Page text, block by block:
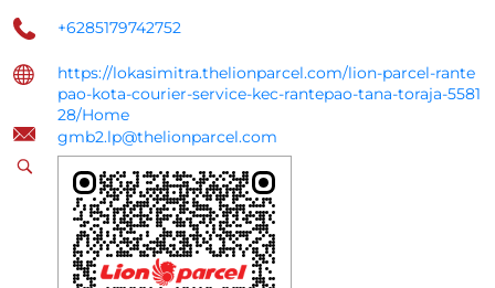
+6285179742752
https://lokasimitra.thelionparcel.com/lion-parcel-rante
pao-kota-courier-service-kec-rantepao-tana-toraja-5581
28/Home
gmb2.lp@thelionparcel.com